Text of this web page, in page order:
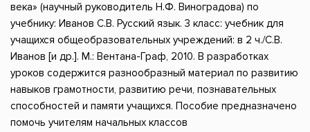
века» (научный руководитель Н.Ф. Виноградова) по
учебнику: Иванов С.В. Русский язык. 3 класс: учебник для
учащихся общеобразовательных учреждений: в 2 ч./С.В.
Иванов [и др.]. М.: Вентана-Граф, 2010. В разработках
уроков содержится разнообразный материал по развитию
навыков грамотности, развитию речи, познавательных
способностей и памяти учащихся. Пособие предназначено
помочь учителям начальных классов